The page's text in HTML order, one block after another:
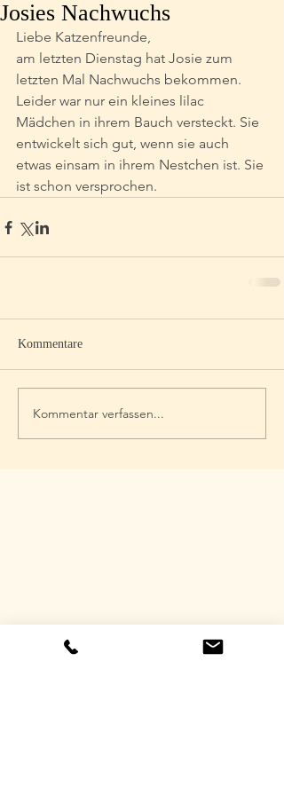
Josies Nachwuchs
Liebe Katzenfreunde,
am letzten Dienstag hat Josie zum
letzten Mal Nachwuchs bekommen.
Leider war nur ein kleines lilac
Mädchen in ihrem Bauch versteckt. Sie
entwickelt sich gut, wenn sie auch
etwas einsam in ihrem Nestchen ist. Sie
ist schon versprochen.
Kommentare
Kommentar verfassen...